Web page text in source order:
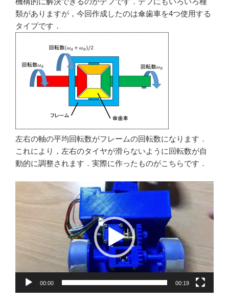
類がありますが，今回作成したのは傘歯車を4つ使用する
タイプです．
左右の軸の平均回転数がフレームの回転数になります．
これにより，左右のタイヤが滑らないように回転数が自
動的に調整されます．実際に作ったものがこちらです．
ヤ
00:00 00:19